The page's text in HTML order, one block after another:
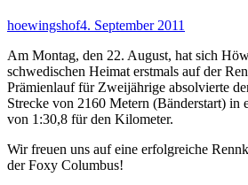
Autor
hoewingshofVeröffentlicht
4. September 2011
Am Montag, den 22. August, hat sich
schwedischen Heimat erstmals auf der
Prämienlauf für Zweijährige absolvierte
Strecke von 2160 Metern (Bänderstart) in
von 1:30,8 für den Kilometer.
Wir freuen uns auf eine erfolgreiche
der Foxy Columbus!